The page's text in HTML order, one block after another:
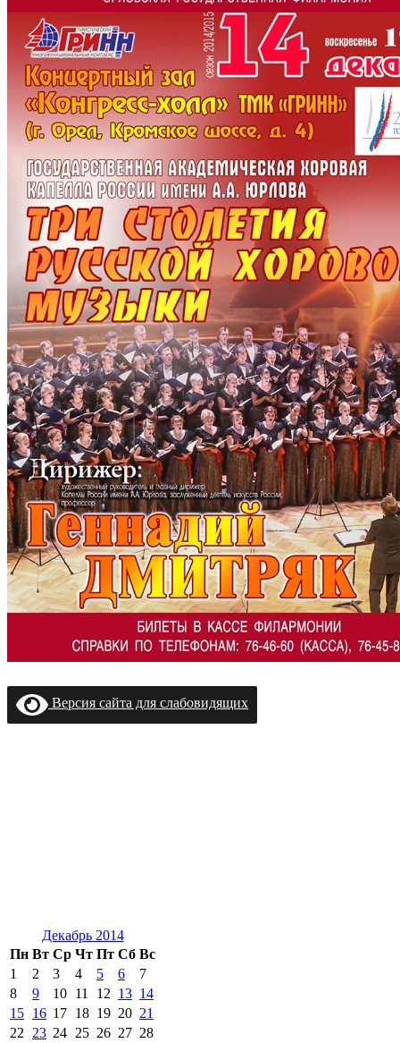
Версия сайта для слабовидящих
Декабрь 2014
Пн Вт Ср Чт Пт Сб Вс
1
2 3 4 5 6
7
8
9 10 11 12 13 14
15 16 17 18 19 20 21
22
23 24 25 26 27 28